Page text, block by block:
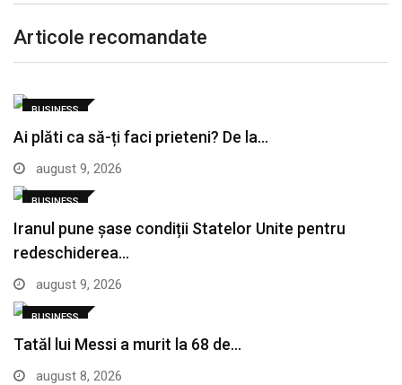
Articole recomandate
BUSINESS
Ai plăti ca să-ți faci prieteni? De la…
august 9, 2026
BUSINESS
Iranul pune șase condiții Statelor Unite pentru
redeschiderea…
august 9, 2026
BUSINESS
Tatăl lui Messi a murit la 68 de…
august 8, 2026